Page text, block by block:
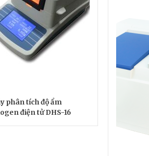
phân tích độ ẩm
điện tử DHS-16